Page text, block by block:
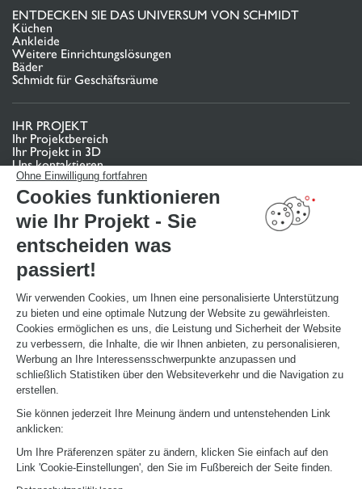
Ohne Einwilligung fortfahren
Cookies funktionieren
wie Ihr Projekt - Sie
entscheiden was
passiert!
Wir verwenden Cookies, um Ihnen eine personalisierte Unterstützung
zu bieten und eine optimale Nutzung der Website zu gewährleisten.
Cookies ermöglichen es uns, die Leistung und Sicherheit der Website
zu verbessern, die Inhalte, die wir Ihnen anbieten, zu personalisieren,
Werbung an Ihre Interessensschwerpunkte anzupassen und
schließlich Statistiken über den Websiteverkehr und die Navigation zu
erstellen.
Sie können jederzeit Ihre Meinung ändern und untenstehenden Link
anklicken:
Um Ihre Präferenzen später zu ändern, klicken Sie einfach auf den
Link 'Cookie-Einstellungen', den Sie im Fußbereich der Seite finden.
ENTDECKEN SIE DAS UNIVERSUM VON SCHMIDT
Küchen
Ankleide
Weitere Einrichtungslösungen
Bäder
Schmidt für Geschäftsräume
IHR PROJEKT
Ihr Projektbereich
Ihr Projekt in 3D
Uns kontaktieren
Finden Sie Ihr Studio
TERMIN VEREINBAREN
NÜTZLICHE LINKS
Aktionswochen
Montageanleitung und Pflegeleitfaden
Katalog herunterladen
ÜBER
News aus dem Unternehmen
Karriere - Wir stellen ein
Ein Studio eröffnen
Unsere Studios in Deutschland